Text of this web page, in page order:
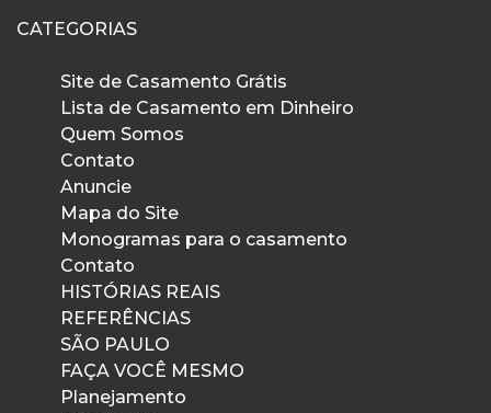
CATEGORIAS
Site de Casamento Grátis
Lista de Casamento em Dinheiro
Quem Somos
Contato
Anuncie
Mapa do Site
Monogramas para o casamento
Contato
HISTÓRIAS REAIS
REFERÊNCIAS
SÃO PAULO
FAÇA VOCÊ MESMO
Planejamento